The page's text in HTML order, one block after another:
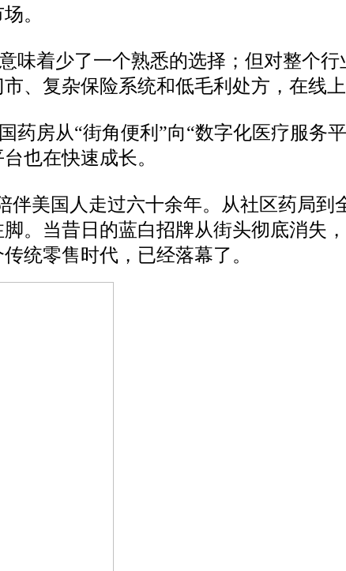
。
味着少了一个熟悉的选择；但对整个
、复杂保险系统和低毛利处方，在线
药房从“街角便利”向“数字化医疗服务
也在快速成长。
伴美国人走过六十余年。从社区药局
。当昔日的蓝白招牌从街头彻底消失
统零售时代，已经落幕了。